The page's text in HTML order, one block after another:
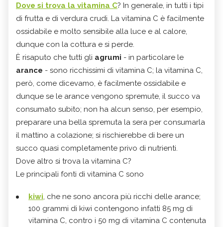
Dove si trova la vitamina C? In generale, in tutti i tipi
di frutta e di verdura crudi. La vitamina C è facilmente
ossidabile e molto sensibile alla luce e al calore,
dunque con la cottura e si perde.
È risaputo che tutti gli agrumi - in particolare le
arance - sono ricchissimi di vitamina C; la vitamina C,
però, come dicevamo, è facilmente ossidabile e
dunque se le arance vengono spremute, il succo va
consumato subito; non ha alcun senso, per esempio,
preparare una bella spremuta la sera per consumarla
il mattino a colazione; si rischierebbe di bere un
succo quasi completamente privo di nutrienti.
Dove altro si trova la vitamina C?
Le principali fonti di vitamina C sono
kiwi, che ne sono ancora più ricchi delle arance;
100 grammi di kiwi contengono infatti 85 mg di
vitamina C, contro i 50 mg di vitamina C contenuta